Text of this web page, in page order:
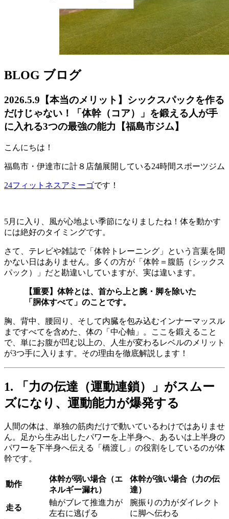
BLOG ブログ
2026.5.9 【本当のメリット】シックスパックを作る
だけじゃない！「体幹（コア）」を鍛える人が手
に入れる3つの最強の能力【福島市ジム】
こんにちは！
福島市・伊達市に計８店舗展開している24時間スポーツジム
24フィットネスアミーゴです！
5月に入り、風が心地よい季節になりましたね！体を動かす
には絶好のタイミングです。
さて、テレビや雑誌で「体幹トレーニング」という言葉を聞
かない日はありません。多くの方が「体幹＝腹筋（シックス
パック）」だと勘違いしていますが、実は違います。
【重要】体幹とは、首から上と腕・脚を除いた
「胴体すべて」のことです。
胸、背中、腰回り、そして内臓を包み込むインナーマッスル
まですべてを含めた、体の「中心軸」。ここを鍛えること
で、単にお腹が凹む以上の、人生が変わるレベルのメリット
が3つ手に入ります。その理由を徹底解説します！
1. 「力の伝達（運動連鎖）」がスムー
ズになり、運動能力が爆発する
人間の体は、単独の筋肉だけで動いているわけではありませ
ん。足から生み出したパワーを上半身へ、あるいは上半身の
パワーを下半身へ伝える「橋渡し」の役割をしているのが体
幹です。
動作
体幹が弱い場合（エ
ネルギー漏れ）
体幹が強い場合（力の伝
達）
走る
軸がブレて推進力が
左右に逃げる
腕振りの力がダイレクト
に脚へ伝わる